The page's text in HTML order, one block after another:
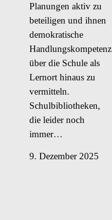
Planungen aktiv zu
beteiligen und ihnen
demokratische
Handlungskompetenz
über die Schule als
Lernort hinaus zu
vermitteln.
Schulbibliotheken,
die leider noch
immer…
9. Dezember 2025